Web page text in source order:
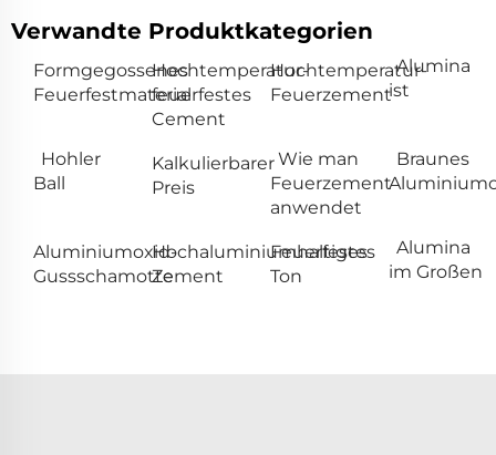
Verwandte Produktkategorien
Formgegossenes
Feuerfestmaterial
Hochtemperatur-
feuerfestes
Cement
Hochtemperatur-
Feuerzement
Alumina
ist
Hohler
Ball
Kalkulierbarer
Preis
Wie man
Feuerzement
anwendet
Braunes
Aluminiumoxid-
Gussschamotte
Hochaluminiumhaltiges
Zement
Feuerfestes
Ton
Alumina
im Großen